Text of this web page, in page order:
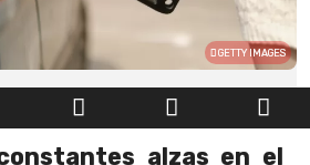
GETTY IMAGES
alzas en el